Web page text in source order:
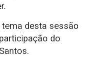
tema desta sessão
do